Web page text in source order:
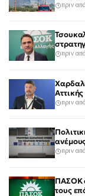
πριν
πριν
Αττικής
πριν
πριν
ΠΑΣΟΚ
τους